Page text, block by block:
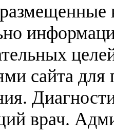
сайта
врач.